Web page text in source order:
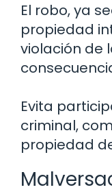
El robo, ya
propiedad
violación de
Evita
criminal,
propiedad